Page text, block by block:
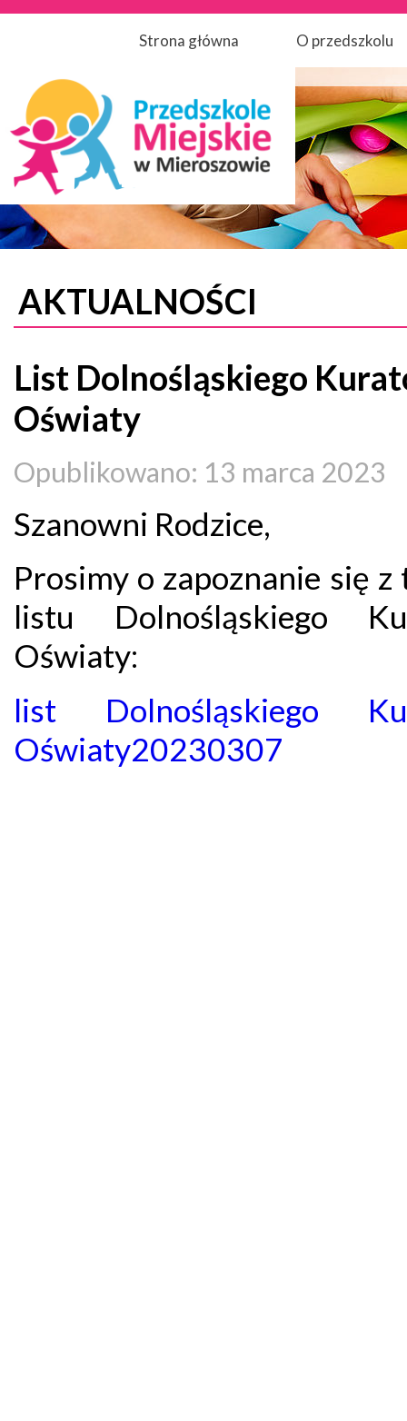
Strona główna O przedszkolu
AKTUALNOŚCI
List Dolnośląskiego
Oświaty
Opublikowano: 13 marca 2023
Szanowni Rodzice,
Prosimy o zapoznanie się z
listu Dolnośląskiego
Oświaty:
list Dolnośląskiego
Oświaty20230307